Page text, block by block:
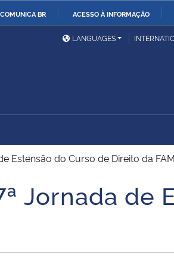
COMUNICA BR ACESSO À INFORMAÇÃO
Ministério das Relações
Exteriores
União
Banco Central do Brasil
LANGUAGES
Estensão do Curso de Direito da
Jornada de